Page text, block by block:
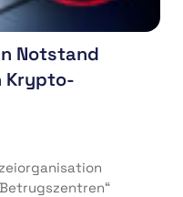
Notstand
Krypto-